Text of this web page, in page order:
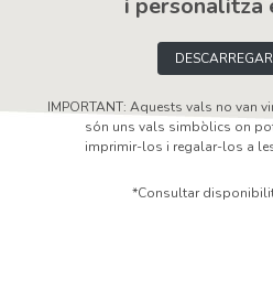
i personalitza
IMPORTANT: Aquests vals no van
són uns vals simbòlics on
imprimir-los i regalar-los a
*Consultar